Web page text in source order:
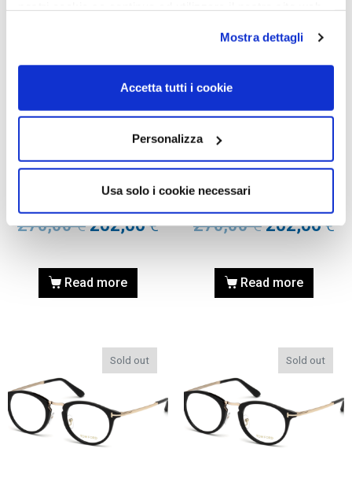
Mostra dettagli
Accetta tutti i cookie
Personalizza
Usa solo i cookie necessari
OCCHIALI DA VISTA
OCCHIALE DA VISTA TOM
FORD FT5467 50 045 –
marrone chiaro luc
270,00€ 202,00€
Read more
OCCHIALI DA VISTA
OCCHIALE DA VISTA TOM
FORD FT5467 48 045 –
marrone chiaro luc
270,00€ 202,00€
Read more
Sold out Sold out